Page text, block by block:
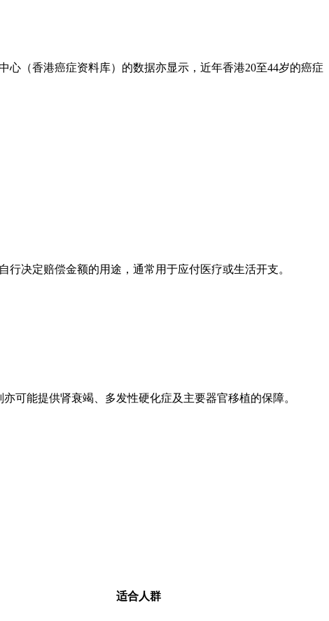
（香港癌症资料库）的数据亦显示，近年香港20至44岁的癌症
决定赔偿金额的用途，通常用于应付医疗或生活开支。
可能提供肾衰竭、多发性硬化症及主要器官移植的保障。
适合人群